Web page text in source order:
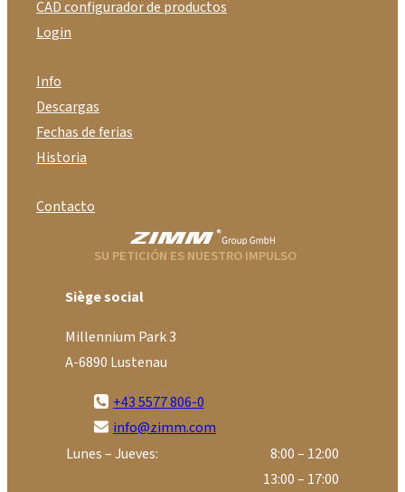
CAD configurador de productos
Login
Info
Descargas
Fechas de ferias
Historia
Contacto
SU PETICIÓN ES NUESTRO IMPULSO
Siège social
Millennium Park 3
A-6890 Lustenau
+43 5577 806-0
info@zimm.com
Lunes – Jueves:
8:00 – 12:00
13:00 – 17:00